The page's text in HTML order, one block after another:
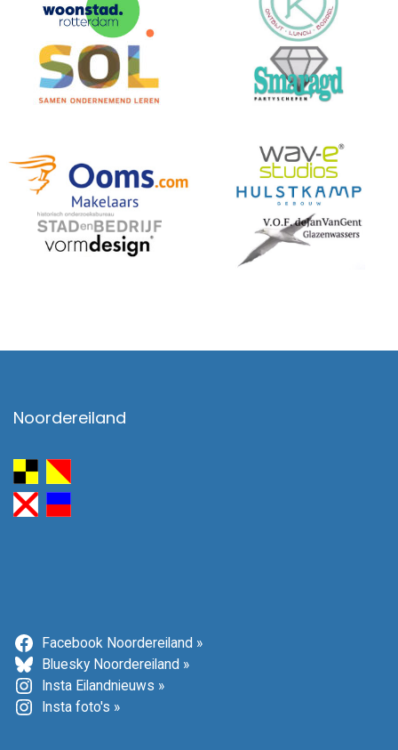
Noordereiland
Facebook Noordereiland »
Bluesky Noordereiland »
Insta Eilandnieuws »
Insta foto's »